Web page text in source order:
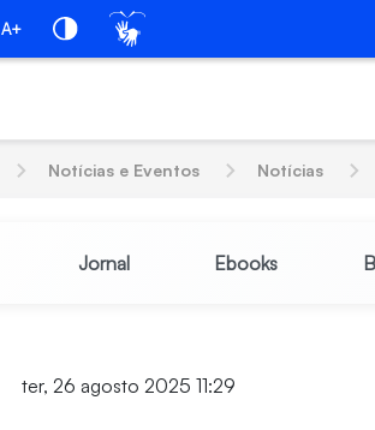
A+
Notícias e Eventos Notícias
Jornal Ebooks
ter, 26 agosto 2025 11:29